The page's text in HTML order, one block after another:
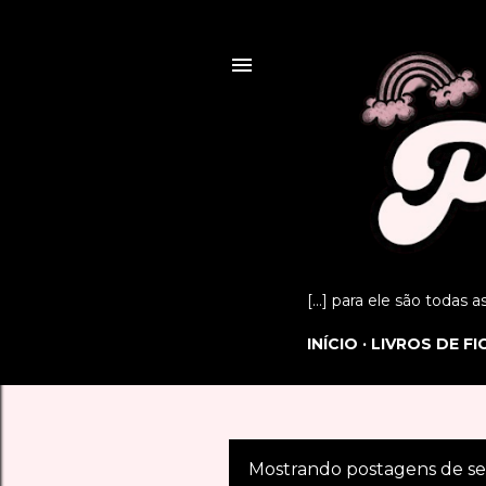
[...] para ele são todas
INÍCIO LIVROS DE
Mostrando postagens de